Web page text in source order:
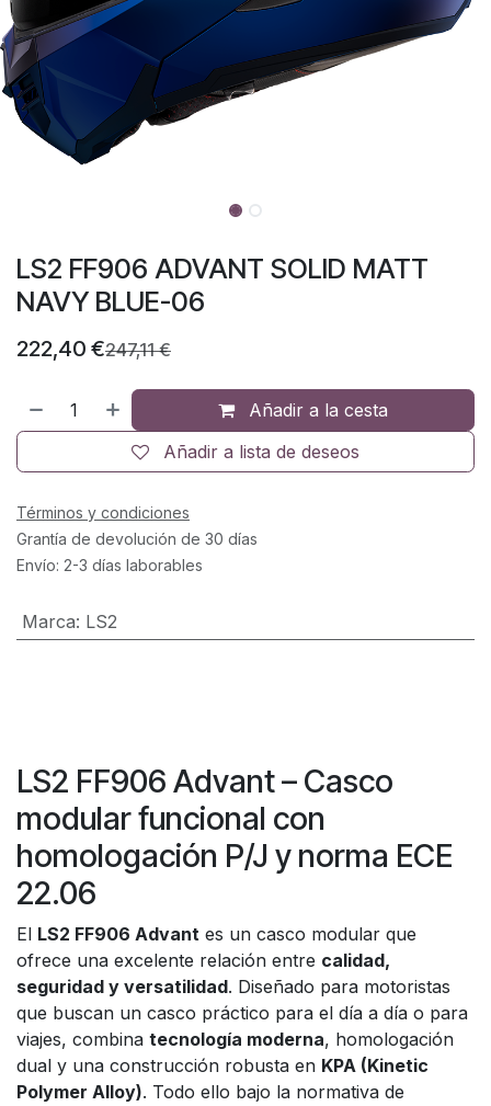
LS2 FF906 ADVANT SOLID MATT
NAVY BLUE-06
222,40 €247,11€
Añadir a la cesta
Añadir a lista de deseos
Términos y condiciones
Grantía de devolución de 30 días
Envío: 2-3 días laborables
Marca: LS2
LS2 FF906 Advant – Casco
modular funcional con
homologación P/J y norma ECE
22.06
El LS2 FF906 Advant es un casco modular que
ofrece una excelente relación entre calidad,
seguridad y versatilidad. Diseñado para motoristas
que buscan un casco práctico para el día a día o para
viajes, combina tecnología moderna, homologación
dual y una construcción robusta en KPA (Kinetic
Polymer Alloy). Todo ello bajo la normativa de